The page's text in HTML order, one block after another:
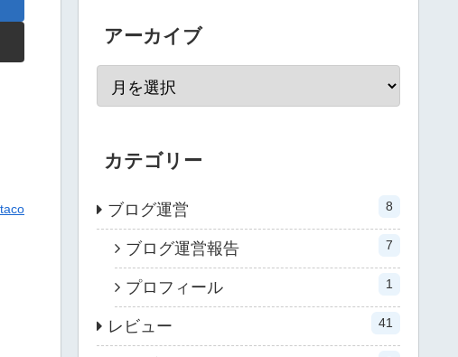
taco
アーカイブ
カテゴリー
ブログ運営 8
ブログ運営報告 7
プロフィール 1
レビュー 41